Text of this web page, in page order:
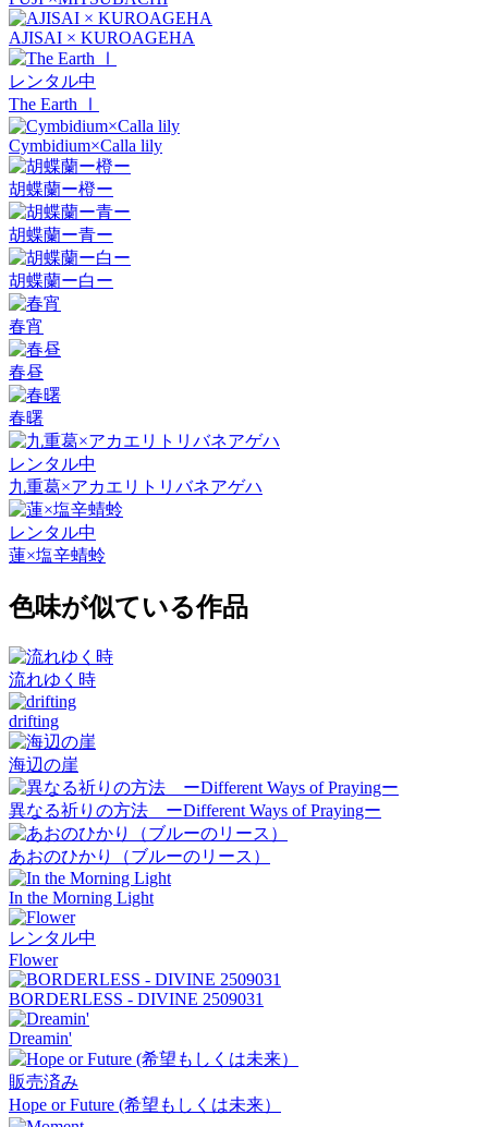
AJISAI × KUROAGEHA
レンタル中
The Earth Ⅰ
Cymbidium×Calla lily
胡蝶蘭ー橙ー
胡蝶蘭ー青ー
胡蝶蘭ー白ー
春宵
春昼
春曙
レンタル中
九重葛×アカエリトリバネアゲハ
レンタル中
蓮×塩辛蜻蛉
色味が似ている作品
流れゆく時
drifting
海辺の崖
異なる祈りの方法 ーDifferent Ways of Prayingー
あおのひかり（ブルーのリース）
In the Morning Light
レンタル中
Flower
BORDERLESS - DIVINE 2509031
Dreamin'
販売済み
Hope or Future (希望もしくは未来）